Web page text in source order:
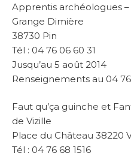
Apprentis archéologues –
Grange Dimière
38730 Pin
Tél : 04 76 06 60 31
Jusqu’au 5 août 2014
Renseignements au 04 76
Faut qu’ça guinche et
de Vizille
Place du Château 38220
Tél : 04 76 68 1516